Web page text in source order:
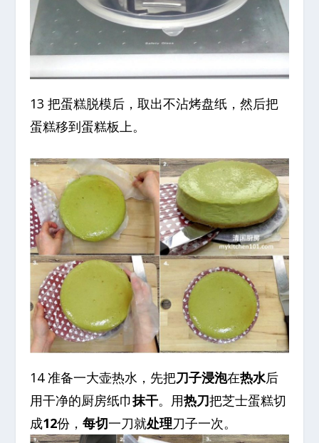
13 把蛋糕脱模后，取出不沾烤盘纸，然后把
蛋糕移到蛋糕板上。
14 准备一大壶热水，先把刀子浸泡在热水后
用干净的厨房纸巾抹干。用热刀把芝士蛋糕切
成12份，每切一刀就处理刀子一次。